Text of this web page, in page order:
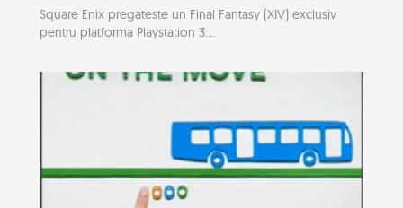
Square Enix pregateste un Final Fantasy (XIV) exclusiv
pentru platforma Playstation 3....